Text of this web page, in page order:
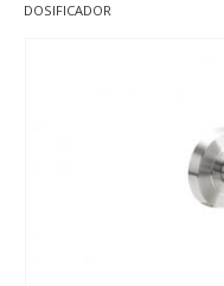
DOSIFICADOR